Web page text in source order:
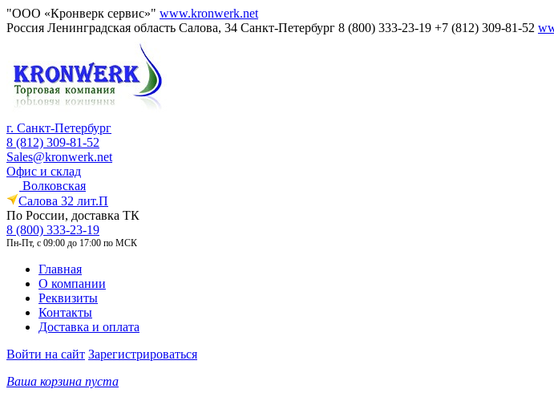
"ООО «Кронверк сервис»" www.kronwerk.net
Россия Ленинградская область Салова, 34 Санкт-Петербург 8 (800) 333-23-19 +7 (812) 309-81-52
г. Санкт-Петербург
8 (812) 309-81-52
Sales@kronwerk.net
Офис и склад
Волковская
Салова 32 лит.П
По России, доставка ТК
8 (800) 333-23-19
Пн-Пт, с 09:00 до 17:00 по МСК
Главная
О компании
Реквизиты
Контакты
Доставка и оплата
Войти на сайт Зарегистрироваться
Ваша корзина пуста